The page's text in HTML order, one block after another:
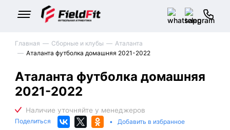
Главная Сборные и клубы
Аталанта
Аталанта футболка домашняя 2021-2022
Аталанта футболка домашняя
2021-2022
Поделиться • Добавить в избранное